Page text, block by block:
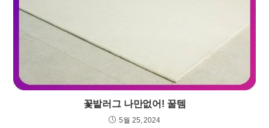
꽃밭러그 나만없어! 꿀템
5월 25, 2024